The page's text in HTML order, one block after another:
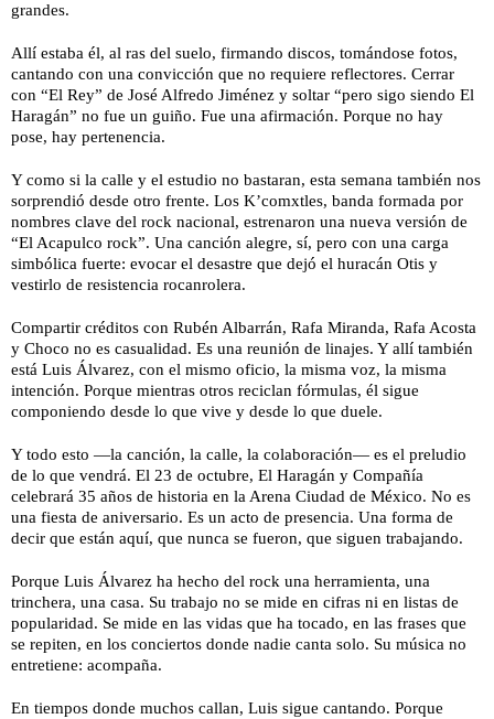
grandes.
Allí estaba él, al ras del suelo, firmando discos, tomándose fotos,
cantando con una convicción que no requiere reflectores. Cerrar
con “El Rey” de José Alfredo Jiménez y soltar “pero sigo siendo El
Haragán” no fue un guiño. Fue una afirmación. Porque no hay
pose, hay pertenencia.
Y como si la calle y el estudio no bastaran, esta semana también nos
sorprendió desde otro frente. Los K’comxtles, banda formada por
nombres clave del rock nacional, estrenaron una nueva versión de
“El Acapulco rock”. Una canción alegre, sí, pero con una carga
simbólica fuerte: evocar el desastre que dejó el huracán Otis y
vestirlo de resistencia rocanrolera.
Compartir créditos con Rubén Albarrán, Rafa Miranda, Rafa Acosta
y Choco no es casualidad. Es una reunión de linajes. Y allí también
está Luis Álvarez, con el mismo oficio, la misma voz, la misma
intención. Porque mientras otros reciclan fórmulas, él sigue
componiendo desde lo que vive y desde lo que duele.
Y todo esto —la canción, la calle, la colaboración— es el preludio
de lo que vendrá. El 23 de octubre, El Haragán y Compañía
celebrará 35 años de historia en la Arena Ciudad de México. No es
una fiesta de aniversario. Es un acto de presencia. Una forma de
decir que están aquí, que nunca se fueron, que siguen trabajando.
Porque Luis Álvarez ha hecho del rock una herramienta, una
trinchera, una casa. Su trabajo no se mide en cifras ni en listas de
popularidad. Se mide en las vidas que ha tocado, en las frases que
se repiten, en los conciertos donde nadie canta solo. Su música no
entretiene: acompaña.
En tiempos donde muchos callan, Luis sigue cantando. Porque